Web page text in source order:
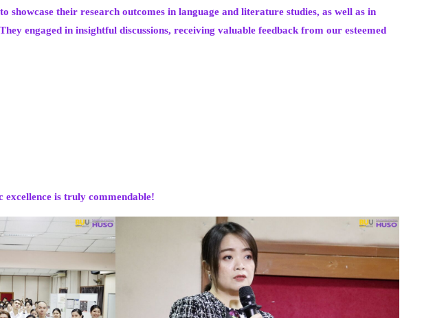
their research outcomes in language and literature studies, as well as in
engaged in insightful discussions, receiving valuable feedback from our esteemed
is truly commendable!